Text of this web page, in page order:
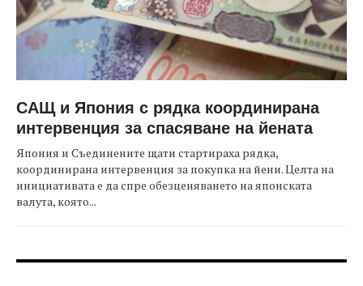
САЩ и Япония с рядка координирана
интервенция за спасяване на йената
Япония и Съединените щати стартираха рядка,
координирана интервенция за покупка на йени. Целта на
инициативата е да спре обезценяването на японската
валута, която...